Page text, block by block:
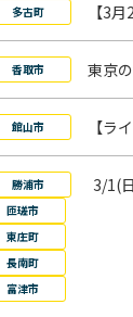
多古町 【3
香取市 東京
館山市 【ラ
勝浦市
匝瑳市
東庄町
長南町
富津市
3/1(